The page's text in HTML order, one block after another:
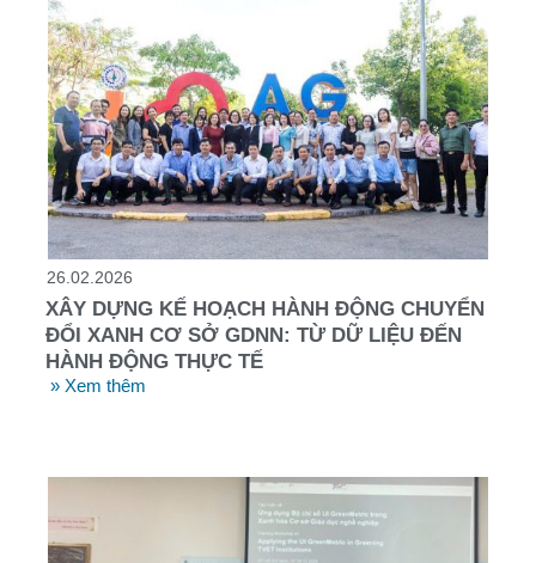
26.02.2026
XÂY DỰNG KẾ HOẠCH HÀNH ĐỘNG CHUYỂN
ĐỔI XANH CƠ SỞ GDNN: TỪ DỮ LIỆU ĐẾN
HÀNH ĐỘNG THỰC TẾ
» Xem thêm